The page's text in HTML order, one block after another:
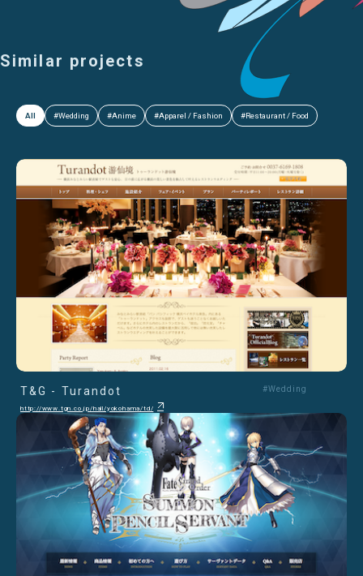
Similar projects
All #Wedding #Anime #Apparel / Fashion #Restaurant / Food
T&G - Turandot
http://www.tgn.co.jp/hall/yokohama/td/
#Wedding